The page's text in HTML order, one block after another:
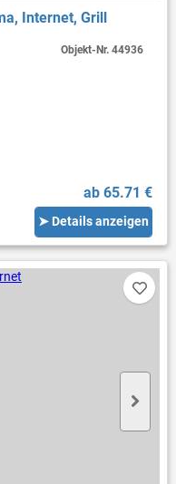
Internet, Grill
ab 65.71 €
➤ Details anzeigen
Objekt-Nr.44936